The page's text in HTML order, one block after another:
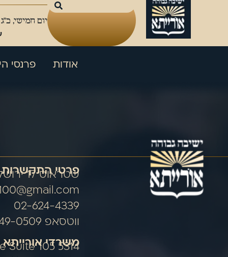
יום חמישי,
אודות פרנסי
פרטי התקשרות
שטראוס 17 ירושלים
02-624-4339
ווטסאפ 054-849-0509
משרדיSuite 105